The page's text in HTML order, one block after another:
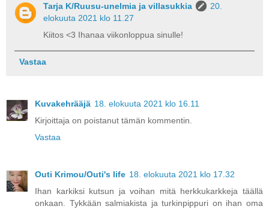
Tarja K/Ruusu-unelmia ja villasukkia
20.
elokuuta 2021 klo 11.27
Kiitos <3 Ihanaa viikonloppua sinulle!
Vastaa
Kuvakehrääjä 18. elokuuta 2021 klo 16.11
Kirjoittaja on poistanut tämän kommentin.
Vastaa
Outi Krimou/Outi's life 18. elokuuta 2021 klo 17.32
Ihan karkiksi kutsun ja voihan mitä herkkukarkkeja täällä
onkaan. Tykkään salmiakista ja turkinpippuri on ihan oma